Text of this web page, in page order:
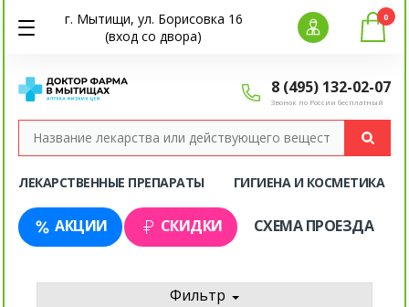
г. Мытищи, ул. Борисовка 16
(вход со двора)
8 (495) 132-02-07
Звонок по России бесплатный
0
ЛЕКАРСТВЕННЫЕ ПРЕПАРАТЫ ГИГИЕНА И КОСМЕТИКА
АКЦИИ СКИДКИ СХЕМА ПРОЕЗДА
Фильтр